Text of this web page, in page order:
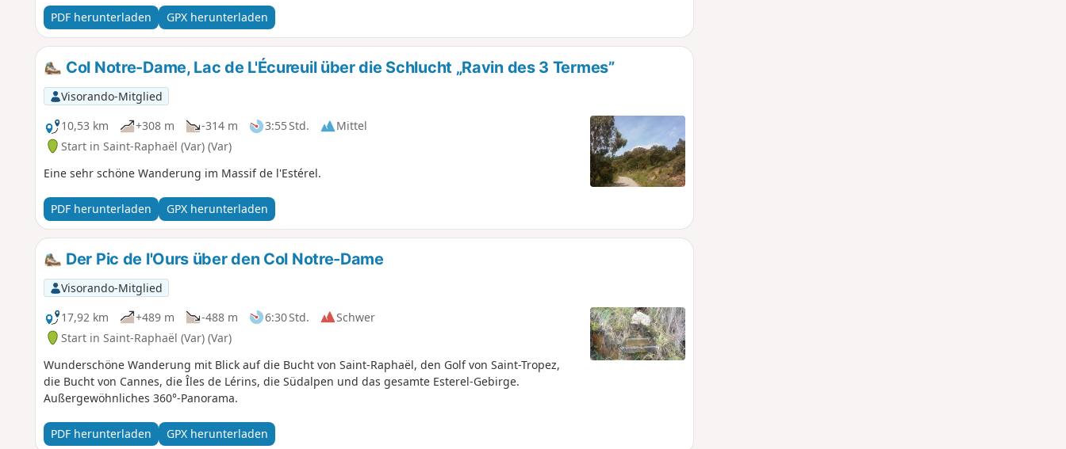
PDF herunterladen GPX herunterladen
Col Notre-Dame, Lac de L'Écureuil über die Schlucht „Ravin des 3 Termes”
Visorando-Mitglied
10,53 km
+308 m -314 m 3:55 Std.
Mittel
Start in Saint-Raphaël (Var) (Var)
Eine sehr schöne Wanderung im Massif de l'Estérel.
PDF herunterladen GPX herunterladen
Der Pic de l'Ours über den Col Notre-Dame
Visorando-Mitglied
17,92 km
+489 m -488 m 6:30 Std.
Schwer
Start in Saint-Raphaël (Var) (Var)
Wunderschöne Wanderung mit Blick auf die Bucht von Saint-Raphaël, den Golf von Saint-Tropez,
die Bucht von Cannes, die Îles de Lérins, die Südalpen und das gesamte Esterel-Gebirge.
Außergewöhnliches 360°-Panorama.
PDF herunterladen GPX herunterladen